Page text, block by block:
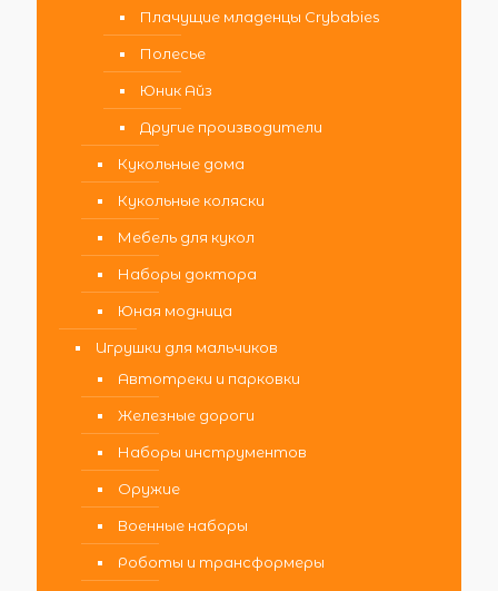
Плачущие младенцы Crybabies
Полесье
Юник Айз
Другие производители
Кукольные дома
Кукольные коляски
Мебель для кукол
Наборы доктора
Юная модница
Игрушки для мальчиков
Автотреки и парковки
Железные дороги
Наборы инструментов
Оружие
Военные наборы
Роботы и трансформеры